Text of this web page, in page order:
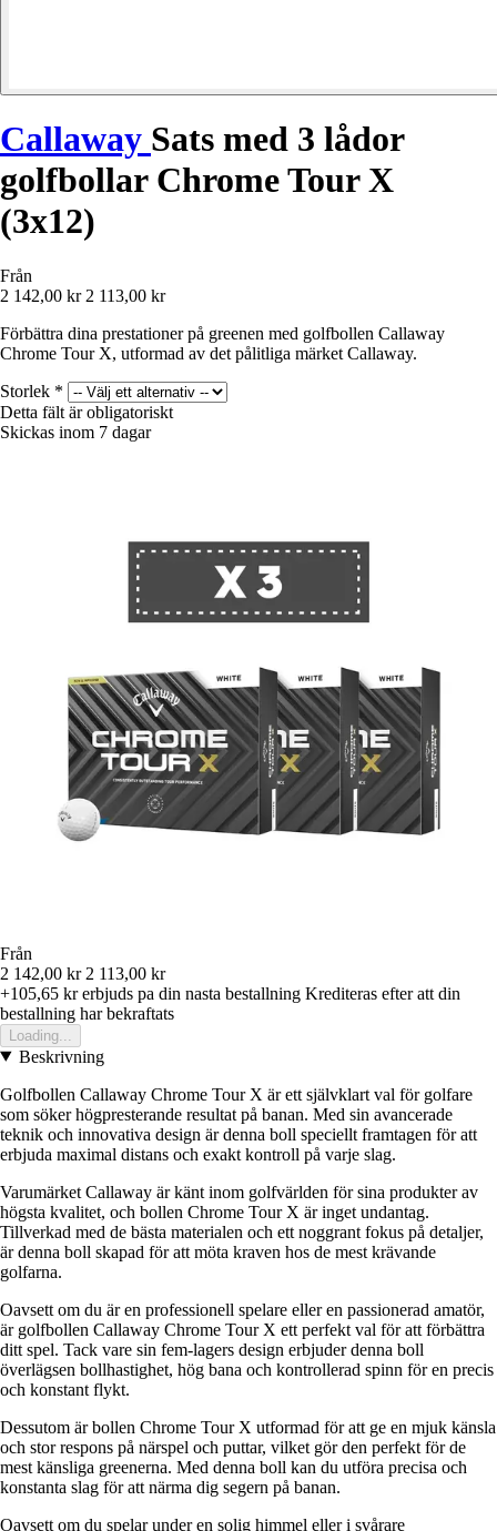
Callaway Sats med 3 lådor
golfbollar Chrome Tour X
(3x12)
Från
2 142,00 kr 2 113,00 kr
Förbättra dina prestationer på greenen med golfbollen Callaway
Chrome Tour X, utformad av det pålitliga märket Callaway.
Storlek *
Detta fält är obligatoriskt
Skickas inom 7 dagar
Från
2 142,00 kr 2 113,00 kr
+105,65 krerbjuds pa din nasta bestallning Krediteras efter att din
bestallning har bekraftats
Loading...
Beskrivning
Golfbollen Callaway Chrome Tour X är ett självklart val för golfare
som söker högpresterande resultat på banan. Med sin avancerade
teknik och innovativa design är denna boll speciellt framtagen för att
erbjuda maximal distans och exakt kontroll på varje slag.
Varumärket Callaway är känt inom golfvärlden för sina produkter av
högsta kvalitet, och bollen Chrome Tour X är inget undantag.
Tillverkad med de bästa materialen och ett noggrant fokus på detaljer,
är denna boll skapad för att möta kraven hos de mest krävande
golfarna.
Oavsett om du är en professionell spelare eller en passionerad amatör,
är golfbollen Callaway Chrome Tour X ett perfekt val för att förbättra
ditt spel. Tack vare sin fem-lagers design erbjuder denna boll
överlägsen bollhastighet, hög bana och kontrollerad spinn för en precis
och konstant flykt.
Dessutom är bollen Chrome Tour X utformad för att ge en mjuk känsla
och stor respons på närspel och puttar, vilket gör den perfekt för de
mest känsliga greenerna. Med denna boll kan du utföra precisa och
konstanta slag för att närma dig segern på banan.
Oavsett om du spelar under en solig himmel eller i svårare